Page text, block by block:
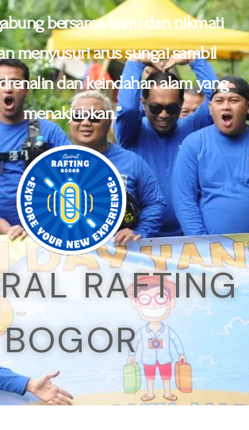
bersama kami dan nikmati
menyusuri arus sungai sambil
dan keindahan alam yang
menakjubkan.”
RAFTING
BOGOR